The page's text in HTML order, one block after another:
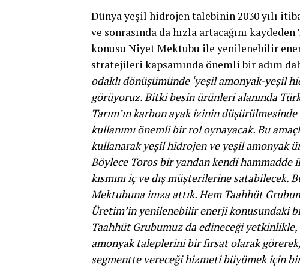
Dünya yeşil hidrojen talebinin 2030 yılı
ve sonrasında da hızla artacağını
konusu Niyet Mektubu ile yenilenebilir
stratejileri kapsamında önemli bir adım
odaklı dönüşümünde ‘yeşil amonyak-yeşil
görüyoruz. Bitki besin ürünleri alanında
Tarım’ın karbon ayak izinin
kullanımı önemli bir rol oynayacak. Bu
kullanarak yeşil hidrojen ve yeşil amonyak
Böylece Toros bir yandan kendi hammadde
kısmını iç ve dış müşterilerine
Mektubuna imza attık. Hem Taahhüt
Üretim’in yenilenebilir enerji konusundaki
Taahhüt Grubumuz da edineceği
amonyak taleplerini bir fırsat olarak
segmentte vereceği hizmeti büyümek için